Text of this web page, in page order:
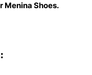
Menina Shoes.